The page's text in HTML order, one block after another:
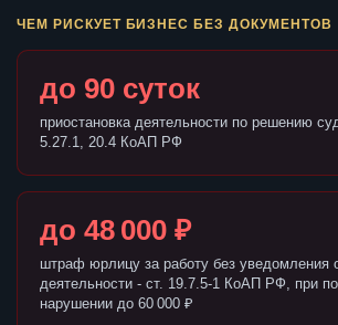
ЧЕМ РИСКУЕТ БИЗНЕС БЕЗ ДОКУМЕНТОВ
до 90 суток
приостановка деятельности по решению
5.27.1, 20.4 КоАП РФ
до 48 000 ₽
штраф юрлицу за работу без уведомления
деятельности - ст. 19.7.5-1 КоАП РФ, при
нарушении до 60 000 ₽